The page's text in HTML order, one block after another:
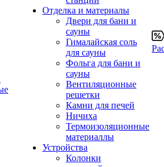
Отделка и материалы
Двери для бани и
сауны
Гималайская соль
для сауны
Фольга для бани и
сауны
Вентиляционные
решетки
Камни для печей
Ничиха
Термоизоляционные
материаллы
Устройства
Колонки